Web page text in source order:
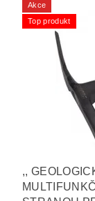
Akce
Top produkt
,,